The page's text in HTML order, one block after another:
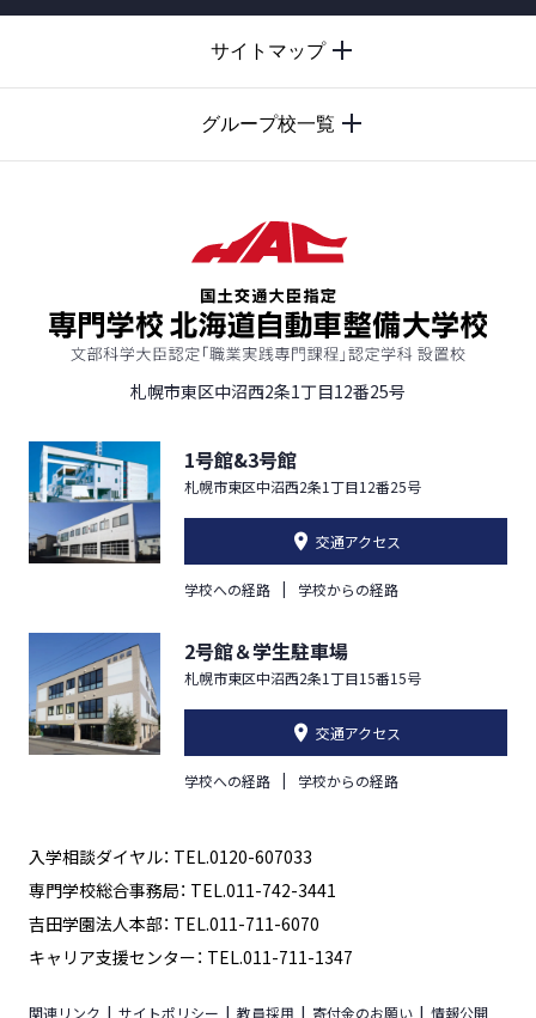
サイトマップ
グループ校一覧
札幌市東区中沼西2条1丁目12番25号
1号館&3号館
札幌市東区中沼西2条1丁目12番25号
交通アクセス
学校への経路 学校からの経路
2号館＆学生駐車場
札幌市東区中沼西2条1丁目15番15号
交通アクセス
学校への経路 学校からの経路
入学相談ダイヤル： TEL.0120-607033
専門学校総合事務局： TEL.011-742-3441
吉田学園法人本部： TEL.011-711-6070
キャリア支援センター： TEL.011-711-1347
関連リンク サイトポリシー 教員採用 寄付金のお願い 情報公開